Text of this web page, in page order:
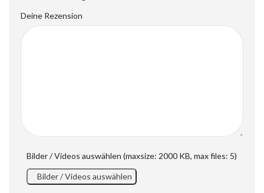
Deine Rezension
Bilder / Videos auswählen (maxsize: 2000 KB, max files: 5)
Bilder / Videos auswählen